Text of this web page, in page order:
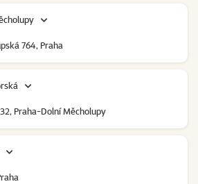
764, Praha
Praha-Dolní Měcholupy